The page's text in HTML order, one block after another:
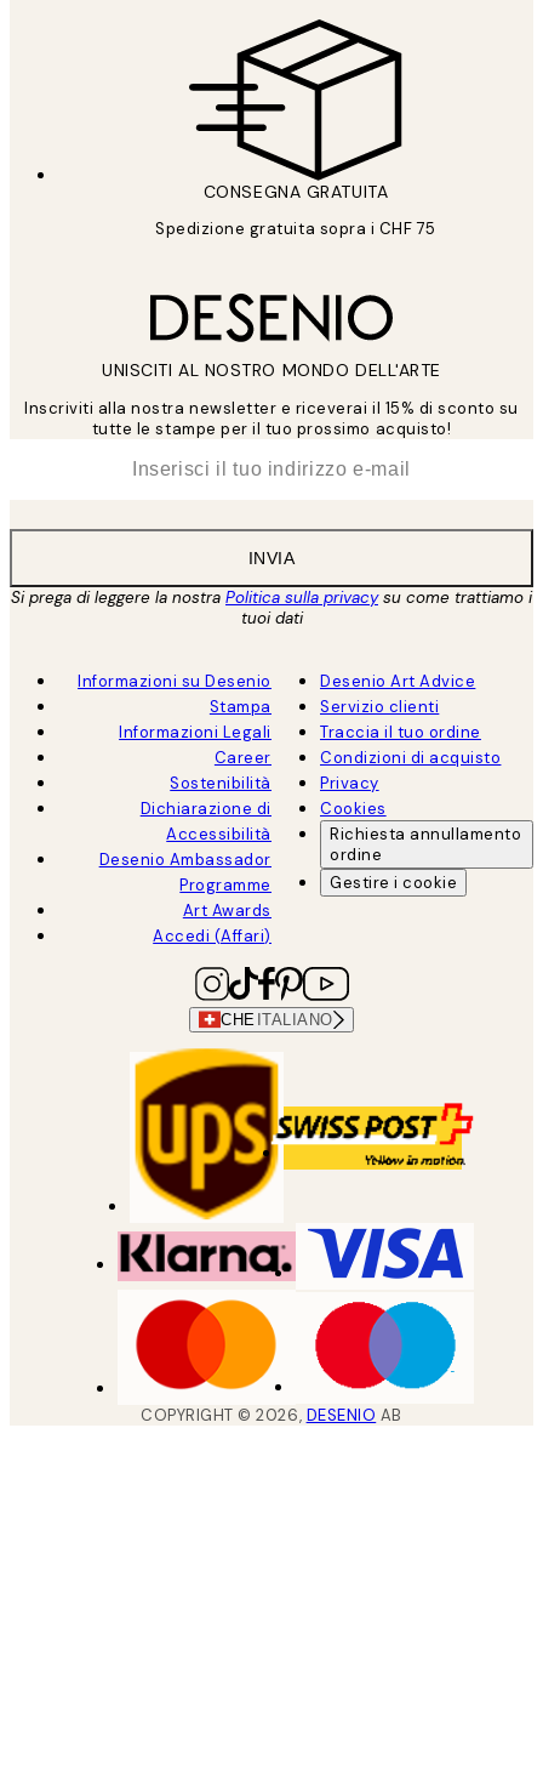
CONSEGNA GRATUITA
Spedizione gratuita sopra i CHF 75
UNISCITI AL NOSTRO MONDO DELL'ARTE
Inscriviti alla nostra newsletter e riceverai il 15% di sconto su
tutte le stampe per il tuo prossimo acquisto!
INVIA
Si prega di leggere la nostra Politica sulla privacysu come trattiamo i
tuoi dati
Informazioni su Desenio
Stampa
Informazioni Legali
Career
Sostenibilità
Dichiarazione di
Accessibilità
Desenio Ambassador
Programme
Art Awards
Accedi (Affari)
Desenio Art Advice
Servizio clienti
Traccia il tuo ordine
Condizioni di acquisto
Privacy
Cookies
Richiesta annullamento
ordine
Gestire i cookie
CHE ITALIANO
COPYRIGHT ©2026, DESENIO AB